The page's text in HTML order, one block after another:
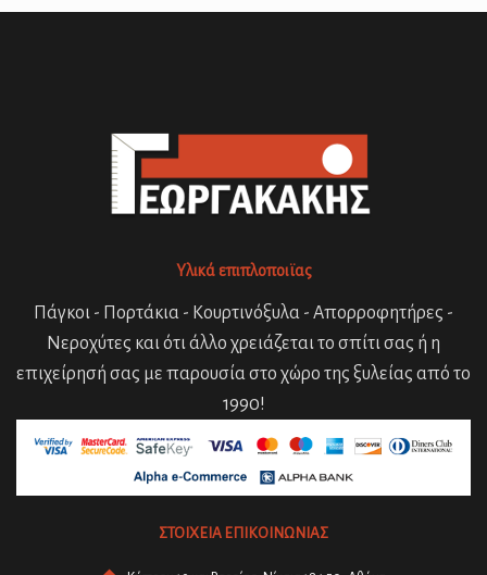
Υλικά επιπλοποιϊας
Πάγκοι - Πορτάκια - Κουρτινόξυλα - Απορροφητήρες -
Νεροχύτες και ότι άλλο χρειάζεται το σπίτι σας ή η
επιχείρησή σας με παρουσία στο χώρο της ξυλείας από το
1990!
ΣΤΟΙΧΕΙΑ ΕΠΙΚΟΙΝΩΝΙΑΣ